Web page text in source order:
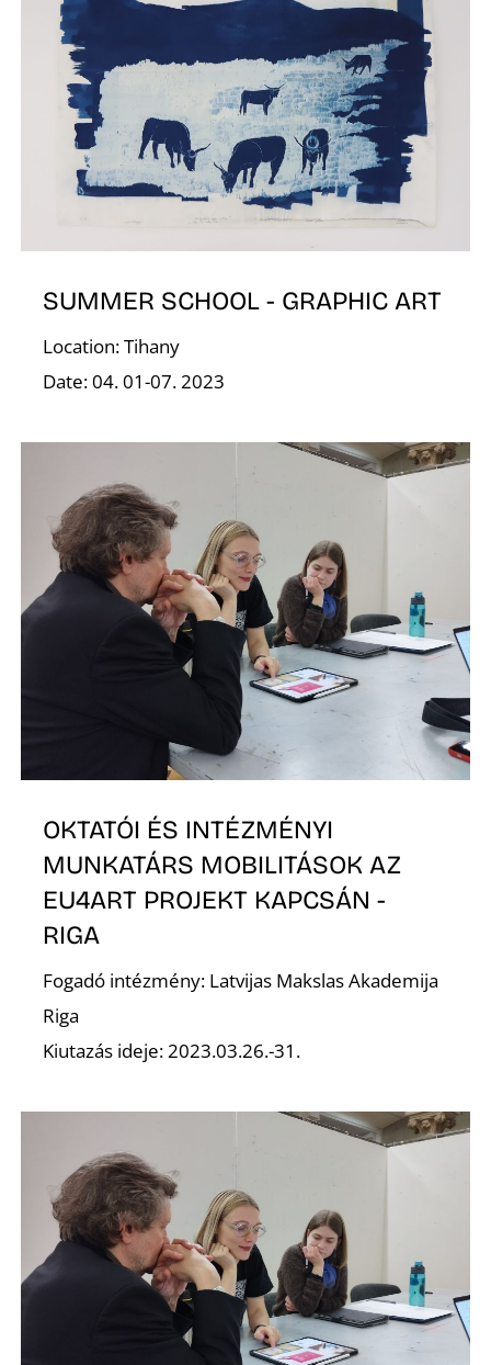
SUMMER SCHOOL - GRAPHIC ART
Location: Tihany
Date: 04. 01-07. 2023
OKTATÓI ÉS INTÉZMÉNYI
MUNKATÁRS MOBILITÁSOK AZ
EU4ART PROJEKT KAPCSÁN -
RIGA
Fogadó intézmény: Latvijas Makslas Akademija
Riga
Kiutazás ideje: 2023.03.26.-31.